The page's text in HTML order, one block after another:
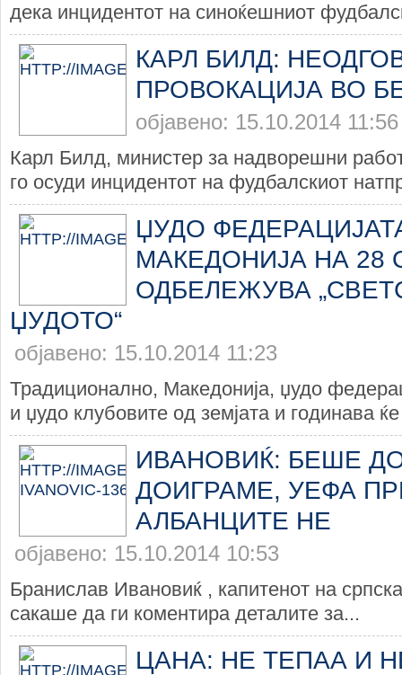
дека инцидентот на синоќешниот
КАРЛ БИЛД:
ПРОВОКАЦИЈА ВО
објавено: 15.10.2014 11:56
Карл Билд, министер за надворешни
го осуди инцидентот на фудбалскиот
ЏУДО
МАКЕДОНИЈА НА 28
ОДБЕЛЕЖУВА
ЏУДОТО“
објавено: 15.10.2014 11:23
Традиционално, Македонија, џудо
и џудо клубовите од земјата и годинава
ИВАНОВИЌ: БЕШЕ
ДОИГРАМЕ, УЕФА
АЛБАНЦИТЕ НЕ
објавено: 15.10.2014 10:53
Бранислав Ивановиќ , капитенот на
сакаше да ги коментира деталите за...
ЦАНА: НЕ ТЕПАА И